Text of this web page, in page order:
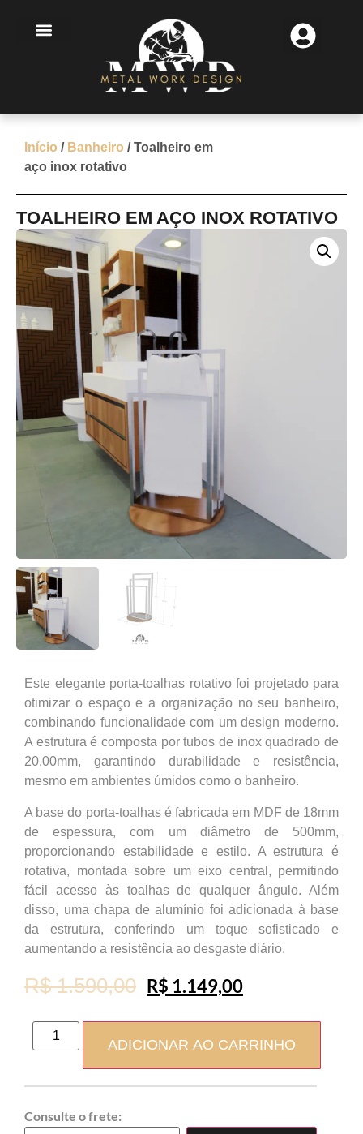
Início / Banheiro / Toalheiro em
aço inox rotativo
TOALHEIRO EM AÇO INOX ROTATIVO
Este elegante porta-toalhas rotativo foi projetado para
otimizar o espaço e a organização no seu banheiro,
combinando funcionalidade com um design moderno.
A estrutura é composta por tubos de inox quadrado de
20,00mm, garantindo durabilidade e resistência,
mesmo em ambientes úmidos como o banheiro.
A base do porta-toalhas é fabricada em MDF de 18mm
de espessura, com um diâmetro de 500mm,
proporcionando estabilidade e estilo. A estrutura é
rotativa, montada sobre um eixo central, permitindo
fácil acesso às toalhas de qualquer ângulo. Além
disso, uma chapa de alumínio foi adicionada à base
da estrutura, conferindo um toque sofisticado e
aumentando a resistência ao desgaste diário.
R$1.590,00 R$ 1.149,00
ADICIONAR AO CARRINHO
Consulte o frete: